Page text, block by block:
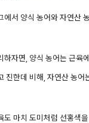
에서 양식 농어와 자연산
하자면, 양식 농어는 근육
진한데 비해, 자연산 농어
도 마치 도미처럼 선홍색